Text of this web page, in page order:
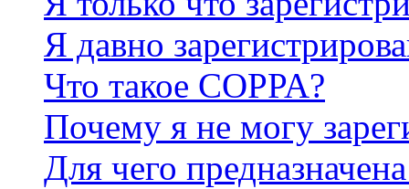
Я давно
Что такое COPPA?
Почему я не могу
Для чего